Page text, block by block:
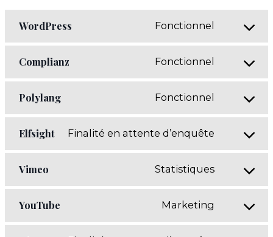
WordPress Fonctionnel
Consent
to
service
Complianz Fonctionnel
Consent
to
service
Polylang Fonctionnel
Consent
to
service
polylang
Elfsight Finalité en attente d’enquête
Consent
to
service
elfsight
Vimeo Statistiques
Consent
to
service
vimeo
YouTube Marketing
Consent
to